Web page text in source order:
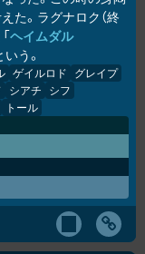
た。ラグナロク（終
ヘイムダル
う。
ゲイルロド グレイプ
シアチ シフ
トール